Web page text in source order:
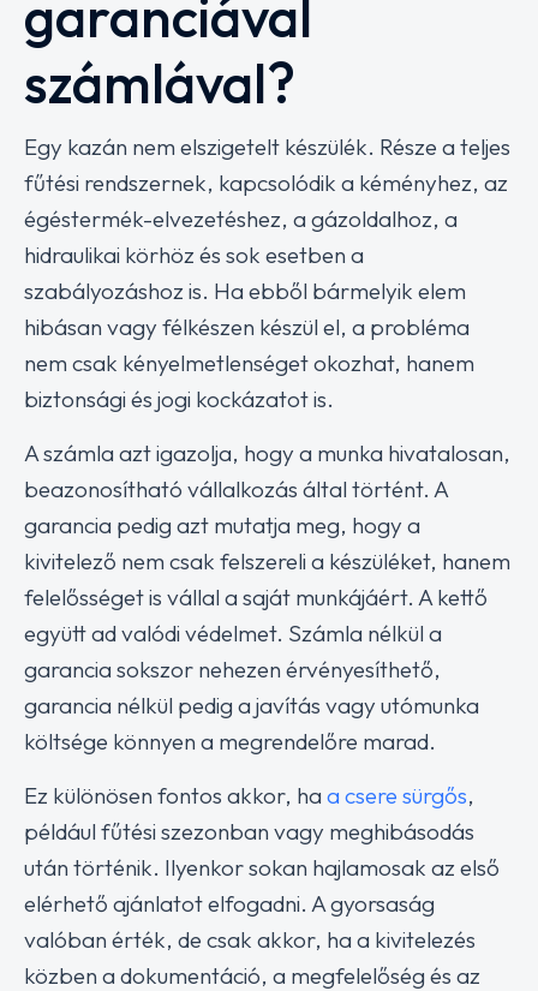
garanciával
számlával?
Egy kazán nem elszigetelt készülék. Része a teljes
fűtési rendszernek, kapcsolódik a kéményhez, az
égéstermék-elvezetéshez, a gázoldalhoz, a
hidraulikai körhöz és sok esetben a
szabályozáshoz is. Ha ebből bármelyik elem
hibásan vagy félkészen készül el, a probléma
nem csak kényelmetlenséget okozhat, hanem
biztonsági és jogi kockázatot is.
A számla azt igazolja, hogy a munka hivatalosan,
beazonosítható vállalkozás által történt. A
garancia pedig azt mutatja meg, hogy a
kivitelező nem csak felszereli a készüléket, hanem
felelősséget is vállal a saját munkájáért. A kettő
együtt ad valódi védelmet. Számla nélkül a
garancia sokszor nehezen érvényesíthető,
garancia nélkül pedig a javítás vagy utómunka
költsége könnyen a megrendelőre marad.
Ez különösen fontos akkor, ha a csere sürgős,
például fűtési szezonban vagy meghibásodás
után történik. Ilyenkor sokan hajlamosak az első
elérhető ajánlatot elfogadni. A gyorsaság
valóban érték, de csak akkor, ha a kivitelezés
közben a dokumentáció, a megfelelőség és az